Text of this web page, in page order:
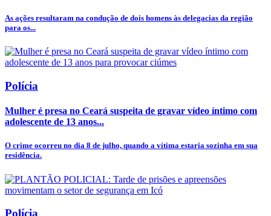
As ações resultaram na condução de dois homens às delegacias da região
para os...
Polícia
Mulher é presa no Ceará suspeita de gravar vídeo íntimo com
adolescente de 13 anos...
O crime ocorreu no dia 8 de julho, quando a vítima estaria sozinha em sua
residência.